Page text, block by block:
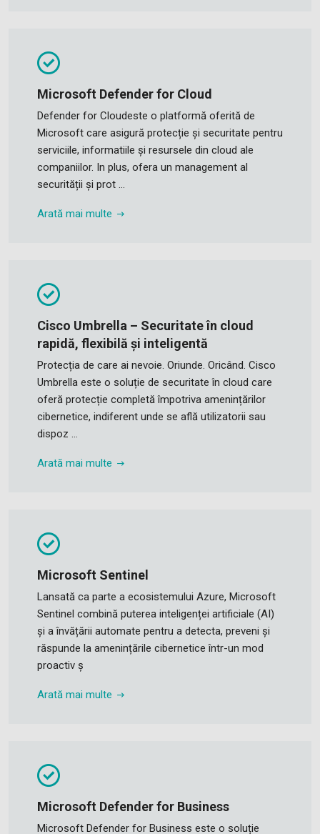
Microsoft Defender for Cloud
Defender for Cloudeste o platformă oferită de
Microsoft care asigură protecție și securitate pentru
serviciile, informatiile și resursele din cloud ale
companiilor. In plus, ofera un management al
securității și prot ...
Arată mai multe
Cisco Umbrella – Securitate în cloud
rapidă, flexibilă și inteligentă
Protecția de care ai nevoie. Oriunde. Oricând. Cisco
Umbrella este o soluție de securitate în cloud care
oferă protecție completă împotriva amenințărilor
cibernetice, indiferent unde se află utilizatorii sau
dispoz ...
Arată mai multe
Microsoft Sentinel
Lansată ca parte a ecosistemului Azure, Microsoft
Sentinel combină puterea inteligenței artificiale (AI)
și a învățării automate pentru a detecta, preveni și
răspunde la amenințările cibernetice într-un mod
proactiv ș
Arată mai multe
Microsoft Defender for Business
Microsoft Defender for Business este o soluție